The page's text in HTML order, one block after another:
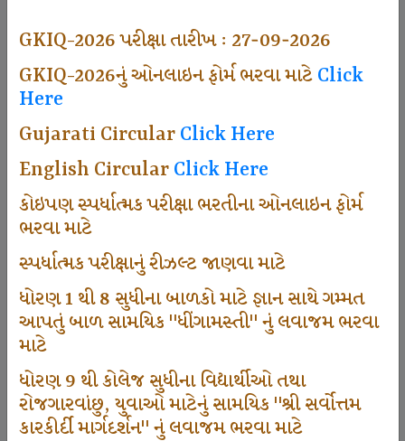
GKIQ-2026 પરીક્ષા તારીખ : 27-09-2026
GKIQ-2026નું ઓનલાઇન ફોર્મ ભરવા માટેClick
Here
Gujarati CircularClick Here
English CircularClick Here
કોઇપણ સ્પર્ધાત્મક પરીક્ષા ભરતીના ઓનલાઇન ફોર્મ
ભરવા માટે
સ્પર્ધાત્મક પરીક્ષાનું રીઝલ્ટ જાણવા માટે
ધોરણ 1 થી 8 સુધીના બાળકો માટે જ્ઞાન સાથે ગમ્મત
આપતું બાળ સામયિક "ધીંગામસ્તી" નું લવાજમ ભરવા
માટે
ધોરણ 9 થી કોલેજ સુધીના વિદ્યાર્થીઓ તથા
રોજગારવાંછુ, યુવાઓ માટેનું સામયિક "શ્રી સર્વોત્તમ
કારકીર્દી માર્ગદર્શન" નું લવાજમ ભરવા માટે
497
666
Sarvottam Karkirdi Subscripton
1000
Participate School In GKIQ